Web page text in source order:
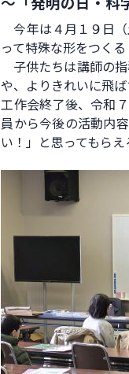
今年は４月１９日
って特殊な形をつく
子供たちは講師の
や、よりきれいに飛
工作会終了後、令和
員から今後の活動内
い！」と思ってもらえ